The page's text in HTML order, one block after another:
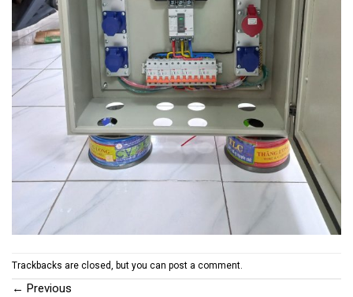
Trackbacks are closed, but you can post a comment.
← Previous